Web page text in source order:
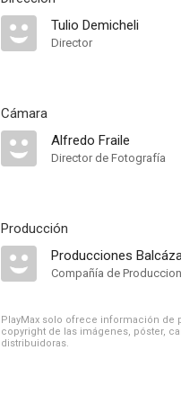
Tulio Demicheli
Director
Cámara
Alfredo Fraile
Director de Fotografía
Producción
Producciones
Compañía de Produccion
PlayMax solo ofrece información de
copyright de las imágenes, póster,
distribuidoras.